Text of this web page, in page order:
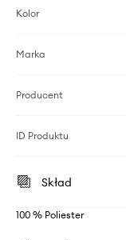
Kolor
Marka
Producent
ID Produktu
Skład
100 % Poliester